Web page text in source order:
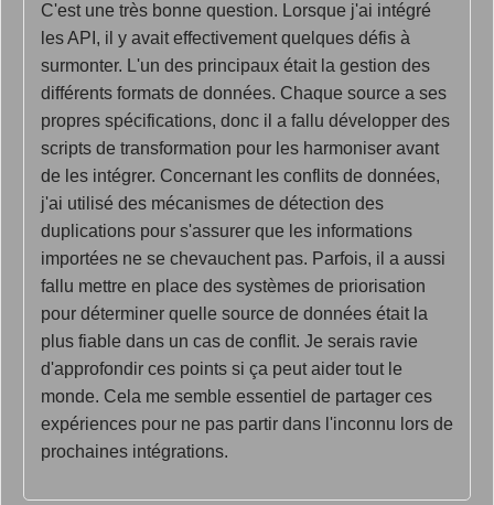
C'est une très bonne question. Lorsque j'ai intégré
les API, il y avait effectivement quelques défis à
surmonter. L'un des principaux était la gestion des
différents formats de données. Chaque source a ses
propres spécifications, donc il a fallu développer des
scripts de transformation pour les harmoniser avant
de les intégrer. Concernant les conflits de données,
j'ai utilisé des mécanismes de détection des
duplications pour s'assurer que les informations
importées ne se chevauchent pas. Parfois, il a aussi
fallu mettre en place des systèmes de priorisation
pour déterminer quelle source de données était la
plus fiable dans un cas de conflit. Je serais ravie
d'approfondir ces points si ça peut aider tout le
monde. Cela me semble essentiel de partager ces
expériences pour ne pas partir dans l'inconnu lors de
prochaines intégrations.